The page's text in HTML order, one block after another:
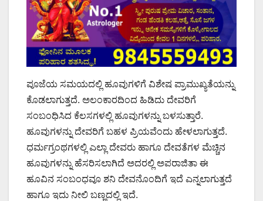
ಪೂಜೆಯ ಸಮಯದಲ್ಲಿ ಹೂವುಗಳಿಗೆ ವಿಶೇಷ ಪ್ರಾಮುಖ್ಯತೆಯನ್ನು
ಕೊಡಲಾಗುತ್ತದೆ. ಅಲಂಕಾರದಿಂದ ಹಿಡಿದು ದೇವರಿಗೆ
ಸಂಬಂಧಿಸಿದ ಕೆಲಸಗಳಲ್ಲಿ ಹೂವುಗಳನ್ನು ಬಳಸುತ್ತಾರೆ.
ಹೂವುಗಳನ್ನು ದೇವರಿಗೆ ಬಹಳ ಪ್ರಿಯವೆಂದು ಹೇಳಲಾಗುತ್ತದೆ.
ಧರ್ಮಗ್ರಂಥಗಳಲ್ಲಿ ಎಲ್ಲಾ ದೇವರು ಹಾಗೂ ದೇವತೆಗಳ ಮೆಚ್ಚಿನ
ಹೂವುಗಳನ್ನು ಹೆಸರಿಸಲಾಗಿದೆ ಅದರಲ್ಲಿ ಅಪರಾಜಿತಾ ಈ
ಹೂವಿನ ಸಂಬಂಧವೂ ಶನಿ ದೇವನೊಂದಿಗೆ ಇದೆ ಎನ್ನಲಾಗುತ್ತದೆ
ಹಾಗೂ ಇದು ನೀಲಿ ಬಣ್ಣದಲ್ಲಿ ಇದೆ.